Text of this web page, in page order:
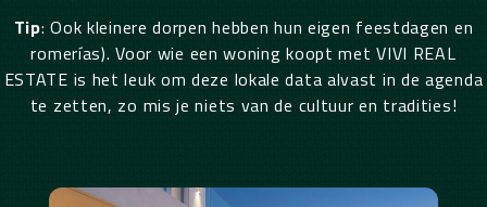
Tip: Ook kleinere dorpen hebben hun eigen feestdagen en
romerías). Voor wie een woning koopt met VIVI REAL
ESTATE is het leuk om deze lokale data alvast in de agenda
te zetten, zo mis je niets van de cultuur en tradities!